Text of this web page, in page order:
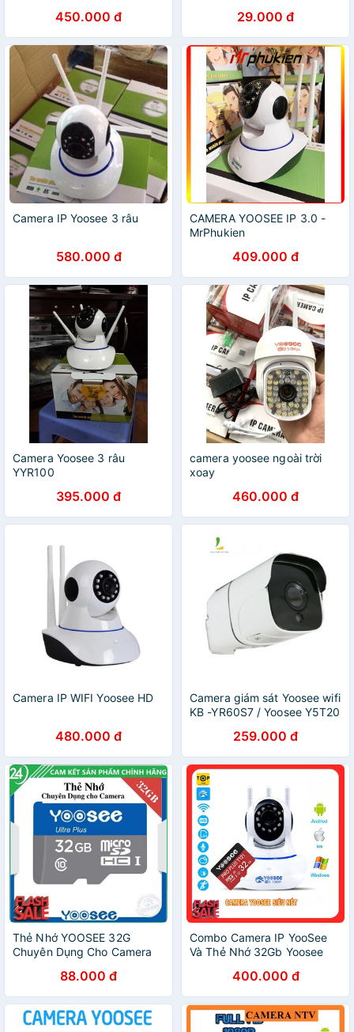
450.000 đ 29.000 đ
Camera IP Yoosee 3 râu
580.000 đ
CAMERA YOOSEE IP 3.0 -
MrPhukien
409.000 đ
Camera Yoosee 3 râu
YYR100
395.000 đ
camera yoosee ngoài trời
xoay
460.000 đ
Camera IP WIFI Yoosee HD
480.000 đ
Camera giám sát Yoosee wifi
KB -YR60S7 / Yoosee Y5T20
120 - chống nước, chống bụi
259.000 đ
Thẻ Nhớ YOOSEE 32G
Chuyên Dụng Cho Camera
88.000 đ
Combo Camera IP YooSee
Và Thẻ Nhớ 32Gb Yoosee
400.000 đ